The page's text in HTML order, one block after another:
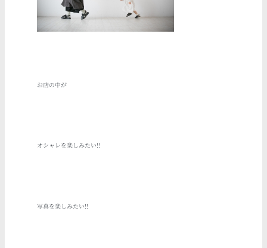
お店の中が
オシャレを楽しみたい!!
写真を楽しみたい!!